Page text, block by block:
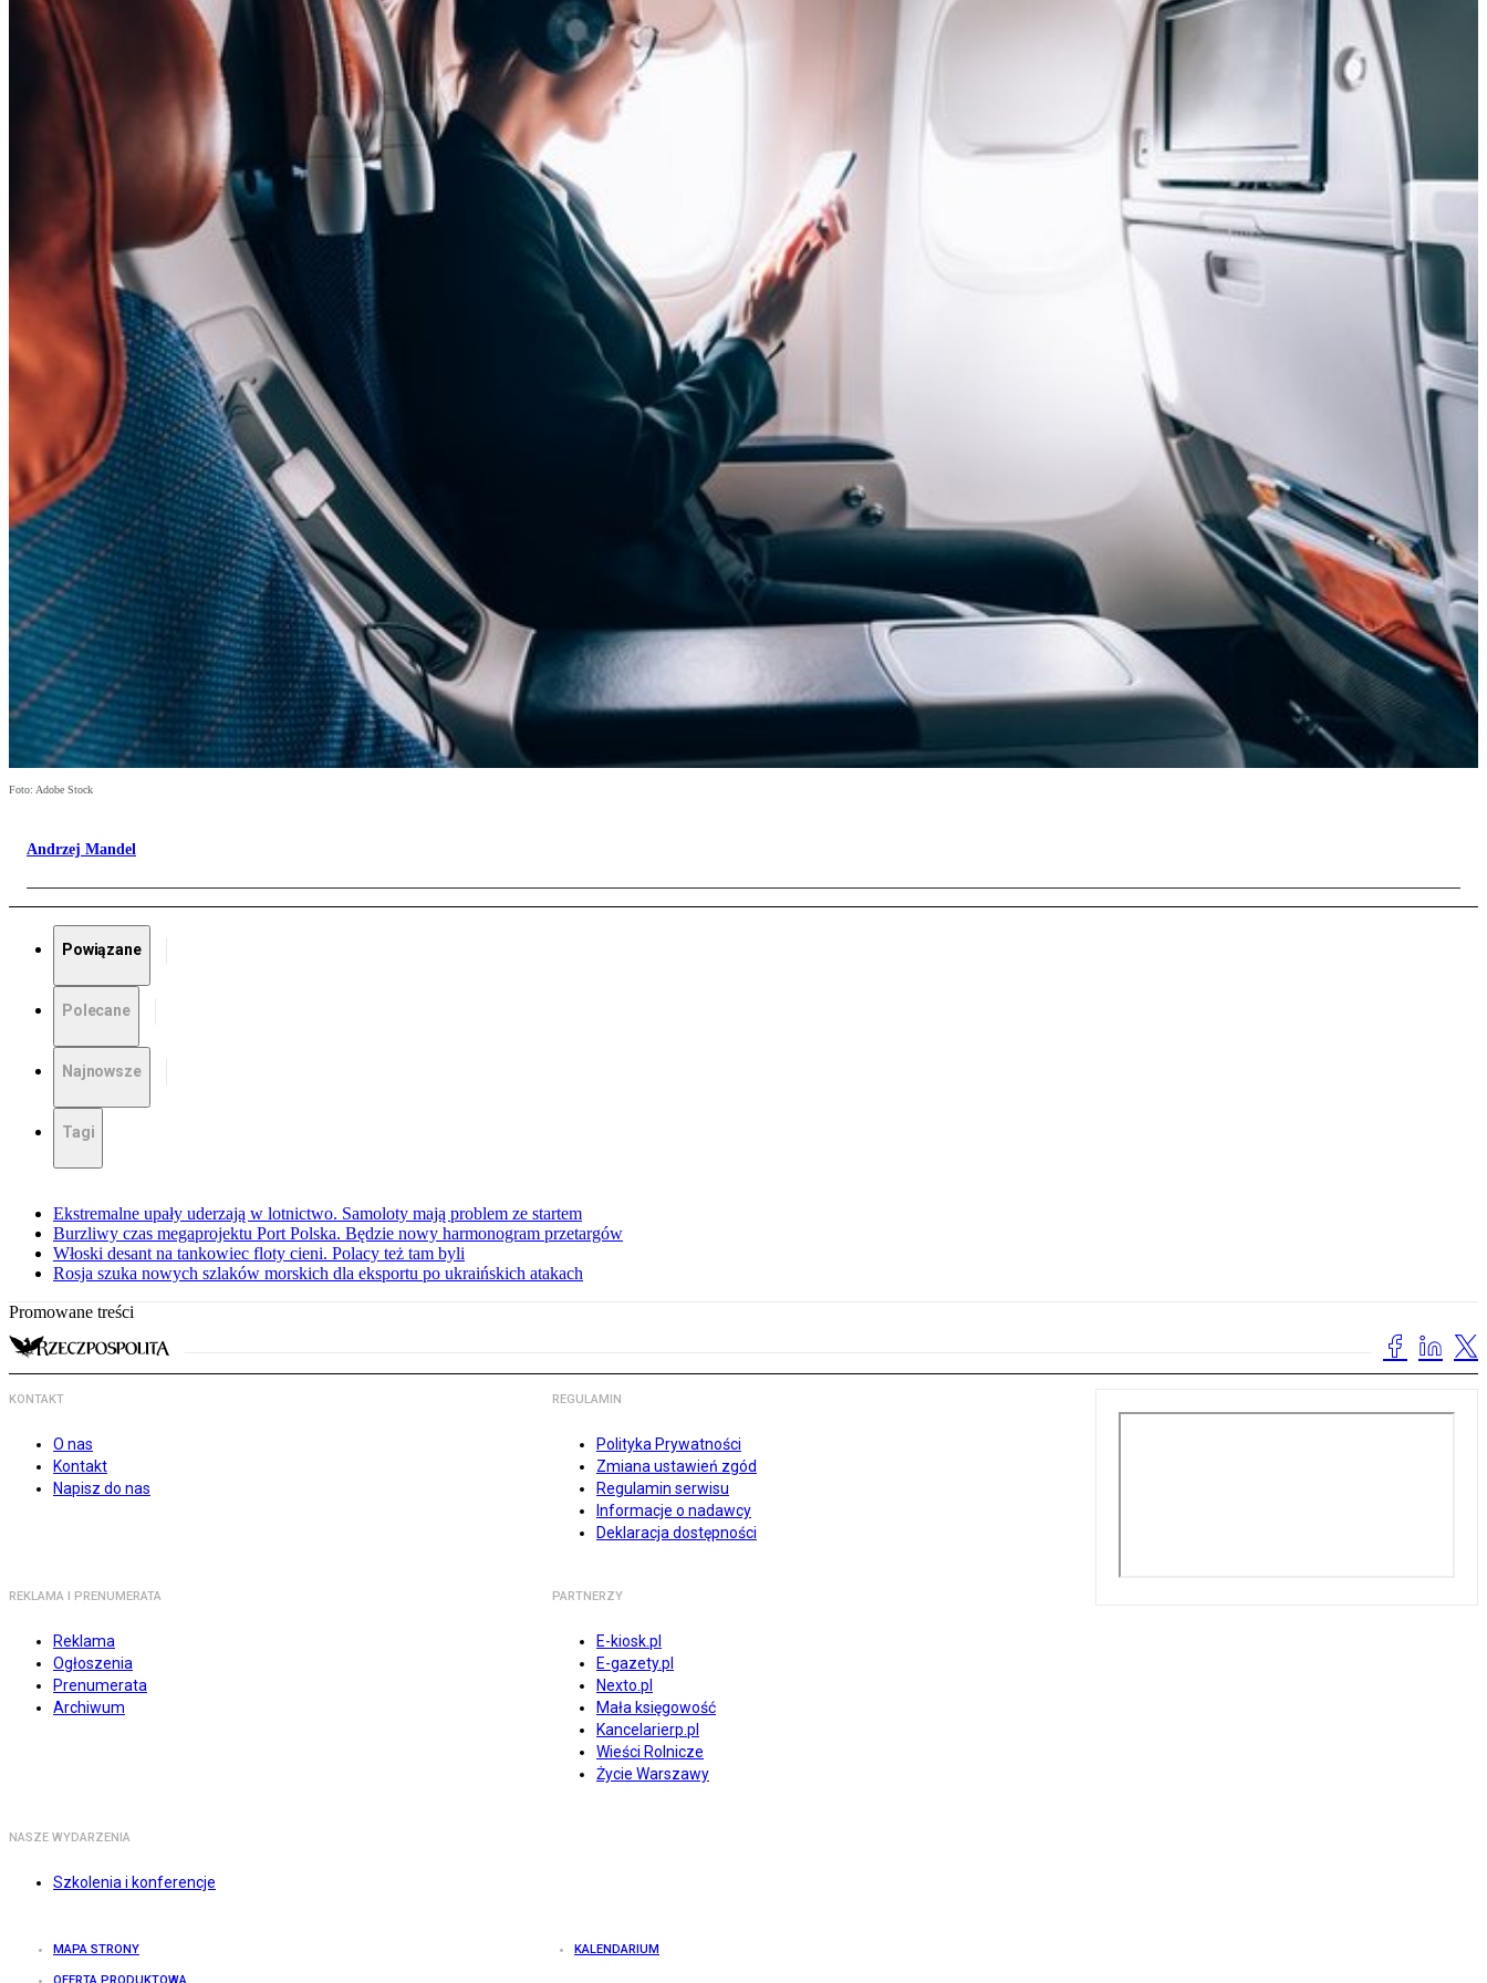
Foto: Adobe Stock
Andrzej Mandel
Powiązane
Polecane
Najnowsze
Tagi
Ekstremalne upały uderzają w lotnictwo. Samoloty mają problem ze startem
Burzliwy czas megaprojektu Port Polska. Będzie nowy harmonogram przetargów
Włoski desant na tankowiec floty cieni. Polacy też tam byli
Rosja szuka nowych szlaków morskich dla eksportu po ukraińskich atakach
Promowane treści
KONTAKT
O nas
Kontakt
Napisz do nas
REGULAMIN
Polityka Prywatności
Zmiana ustawień zgód
Regulamin serwisu
Informacje o nadawcy
Deklaracja dostępności
REKLAMA I PRENUMERATA
Reklama
Ogłoszenia
Prenumerata
Archiwum
PARTNERZY
E-kiosk.pl
E-gazety.pl
Nexto.pl
Mała księgowość
Kancelarierp.pl
Wieści Rolnicze
Życie Warszawy
NASZE WYDARZENIA
Szkolenia i konferencje
MAPA STRONY KALENDARIUM